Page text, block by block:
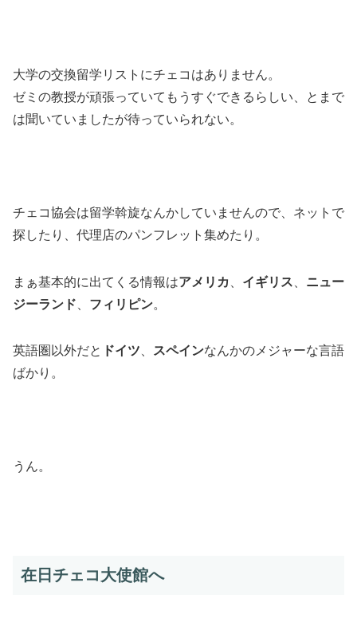
大学の交換留学リストにチェコはありません。
ゼミの教授が頑張っていてもうすぐできるらしい、とまで
は聞いていましたが待っていられない。
チェコ協会は留学斡旋なんかしていませんので、ネットで
探したり、代理店のパンフレット集めたり。
まぁ基本的に出てくる情報はアメリカ イギリス
ニュー
ジーランド
フィリピン。
英語圏以外だと ドイツ スペインなんかのメジャーな言語
ばかり。
うん。
在日チェコ大使館へ